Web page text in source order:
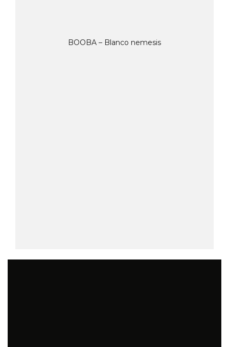
BOOBA – Blanco nemesis